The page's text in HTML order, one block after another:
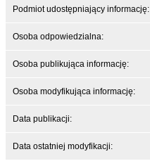
Podmiot udostępniający informację:
Osoba odpowiedzialna:
Osoba publikująca informację:
Osoba modyfikująca informację:
Data publikacji:
Data ostatniej modyfikacji: